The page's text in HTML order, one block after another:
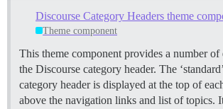
Discourse Category Headers theme
Theme component
This theme component provides a number of
the Discourse category header. The
category header is displayed at the top of
above the navigation links and list of topics.